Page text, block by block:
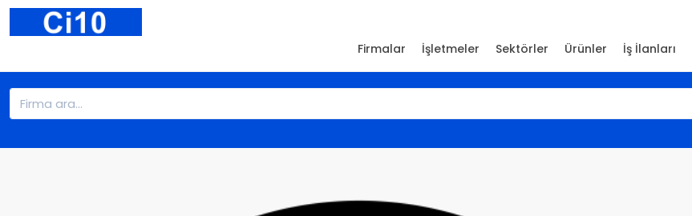
Firmalar İşletmeler Sektörler Ürünler İş İlanları